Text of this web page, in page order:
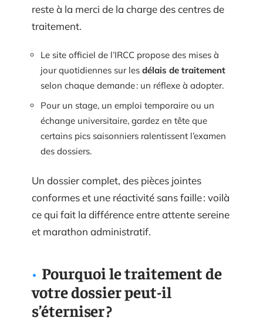
reste à la merci de la charge des centres de
traitement.
Le site officiel de l’IRCC propose des mises à
jour quotidiennes sur les délais de traitement
selon chaque demande : un réflexe à adopter.
Pour un stage, un emploi temporaire ou un
échange universitaire, gardez en tête que
certains pics saisonniers ralentissent l’examen
des dossiers.
Un dossier complet, des pièces jointes
conformes et une réactivité sans faille : voilà
ce qui fait la différence entre attente sereine
et marathon administratif.
Pourquoi le traitement de
votre dossier peut-il
s’éterniser ?